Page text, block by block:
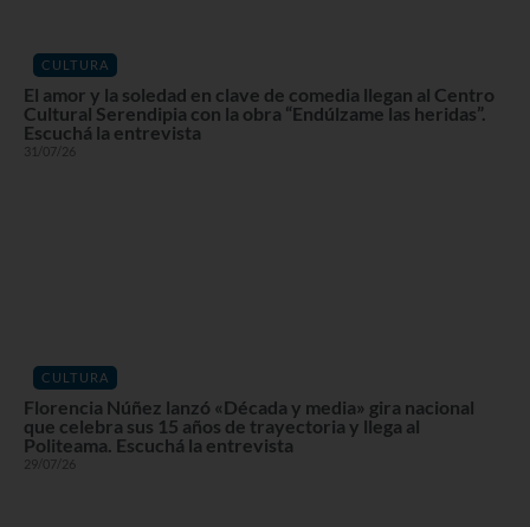
CULTURA
El amor y la soledad en clave de comedia llegan al Centro
Cultural Serendipia con la obra “Endúlzame las heridas”.
Escuchá la entrevista
31/07/26
CULTURA
Florencia Núñez lanzó «Década y media» gira nacional
que celebra sus 15 años de trayectoria y llega al
Politeama. Escuchá la entrevista
29/07/26